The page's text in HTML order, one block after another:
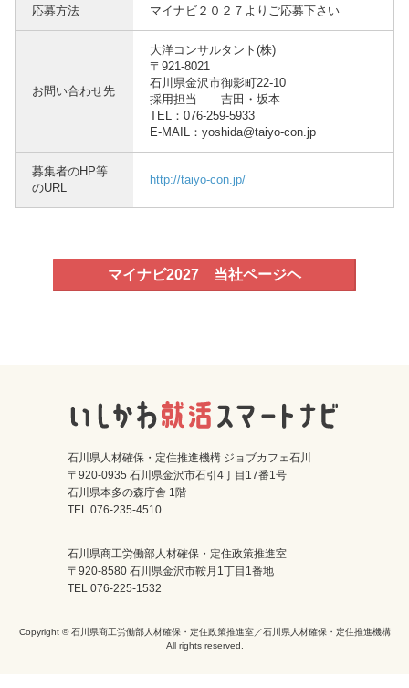
応募方法 マイナビ２０２７よりご応募下さい
お問い合わせ先
大洋コンサルタント(株)
〒921-8021
石川県金沢市御影町22-10
採用担当 吉田・坂本
TEL：076-259-5933
E-MAIL：yoshida@taiyo-con.jp
募集者のHP等
のURL
http://taiyo-con.jp/
マイナビ2027 当社ページヘ
石川県人材確保・定住推進機構 ジョブカフェ石川
〒920-0935 石川県金沢市石引4丁目17番1号
石川県本多の森庁舎 1階
TEL 076-235-4510
石川県商工労働部人材確保・定住政策推進室
〒920-8580 石川県金沢市鞍月1丁目1番地
TEL 076-225-1532
Copyright © 石川県商工労働部人材確保・定住政策推進室／石川県人材確保・定住推進機構
All rights reserved.